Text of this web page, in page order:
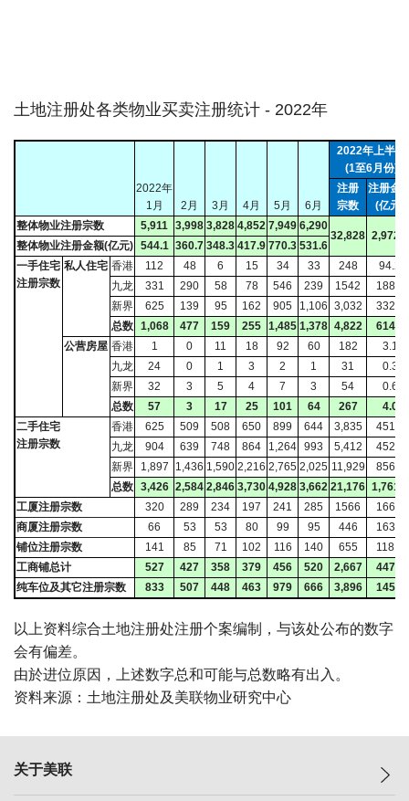
土地注册处各类物业买卖注册统计 - 2022年
2022年
1月
2月 3月 4月 5月 6月
2022年上半年
(1至6月份)
注册
宗数
注册金
(亿元)
整体物业注册宗数
5,911 3,998 3,828 4,852 7,949 6,290
32,828 2,972.9
整体物业注册金额(亿元) 544.1 360.7 348.3 417.9 770.3 531.6
一手住宅
注册宗数
私人住宅 香港 112 48 6 15 34 33 248
94.2
九龙
331 290 58 78 546 239 1542
188.1
新界
625 139 95 162 905 1,106 3,032
332.4
总数 1,068 477 159 255 1,485 1,378 4,822
614.8
公营房屋 香港 1 0 11 18 92 60 182
3.1
九龙
24 0 1 3 2 1 31
0.3
新界
32 3 5 4 7 3 54
0.6
总数
57 3 17 25 101 64 267
4.0
二手住宅
注册宗数
香港 625 509 508 650 899 644 3,835
451.7
九龙
904 639 748 864 1,264 993 5,412
452.7
新界
1,897 1,436 1,590 2,216 2,765 2,025 11,929
856.8
总数 3,426 2,584 2,846 3,730 4,928 3,662 21,176 1,761.2
工厦注册宗数
320 289 234 197 241 285 1566
166.4
商厦注册宗数
66 53 53 80 99 95 446
163.2
铺位注册宗数
141 85 71 102 116 140 655
118.0
工商铺总计
527 427 358 379 456 520 2,667
447.5
纯车位及其它注册宗数
833 507 448 463 979 666 3,896 145.5
以上资料综合土地注册处注册个案编制，与该处公布的数字
会有偏差。
由於进位原因，上述数字总和可能与总数略有出入。
资料来源：土地注册处及美联物业研究中心
关于美联